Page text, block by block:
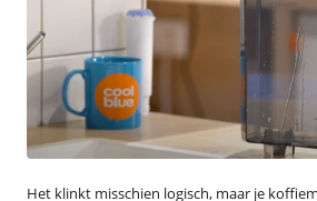
Het klinkt misschien logisch, maar je